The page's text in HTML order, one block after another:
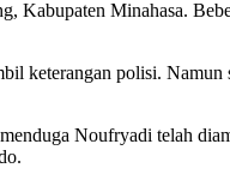
Kabupaten Minahasa.
keterangan polisi.